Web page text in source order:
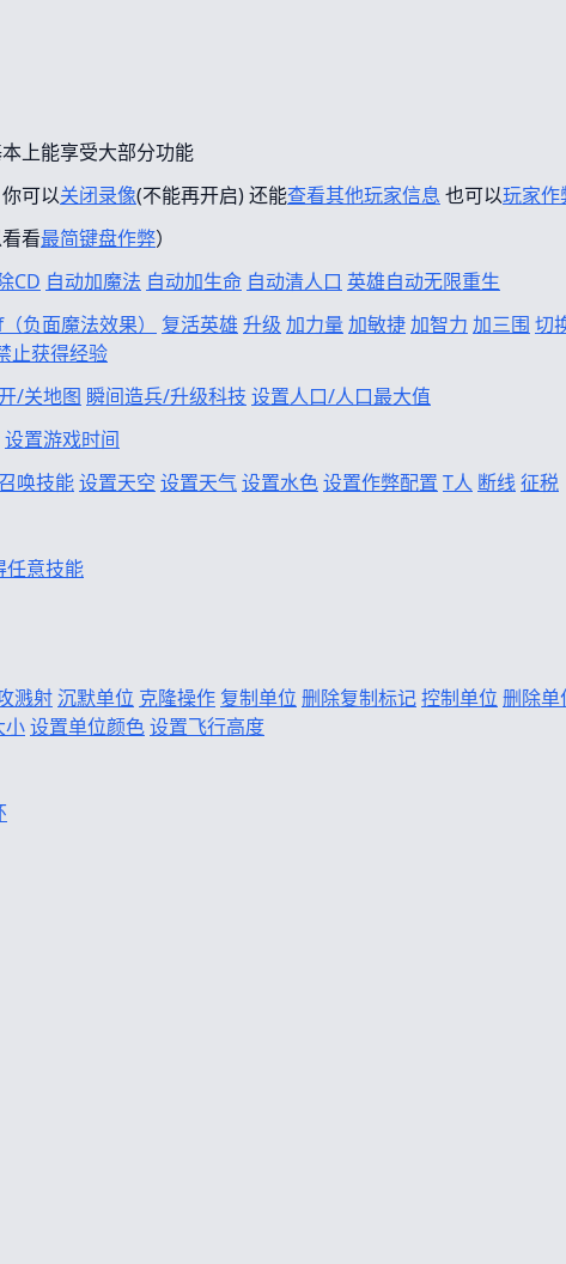
上能享受大部分功能
你可以关闭录像(不能再开启) 还能查看其他玩家信息 也可以玩家作
看看最简键盘作弊）
CD 自动加魔法 自动加生命 自动清人口 英雄自动无限重生
负面魔法效果） 复活英雄 升级 加力量 加敏捷加智力 加三围 切
止获得经验
/关地图 瞬间造兵/升级科技 设置人口/人口最大值
设置游戏时间
唤技能设置天空 设置天气设置水色设置作弊配置 T人 断线征税
任意技能
溅射沉默单位 克隆操作 复制单位 删除复制标记控制单位 删除单
小设置单位颜色设置飞行高度